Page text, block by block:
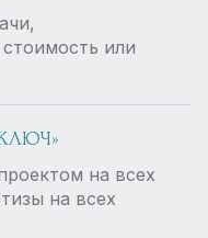
или
на всех
на всех